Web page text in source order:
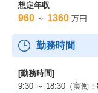
想定年収
960 ～ 1360 万円
勤務時間
[勤務時間]
9:30 ～ 18:30（実働